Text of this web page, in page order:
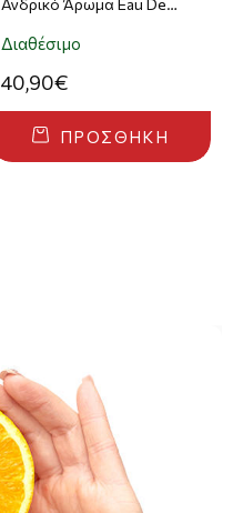
Ανδρικό Άρωμα Eau De
Διαθέσιμο
40,90€
ΠΡΟΣΘΉΚΗ